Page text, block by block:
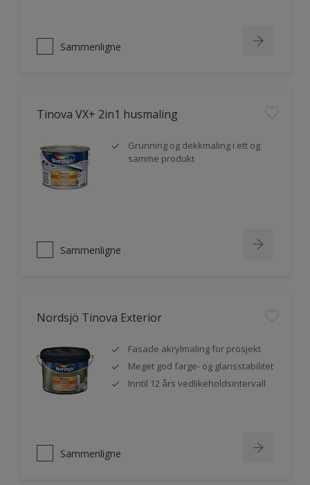
Sammenligne
Tinova VX+ 2in1 husmaling
Grunning og dekkmaling i ett og
samme produkt
Sammenligne
Nordsjö Tinova Exterior
Fasade akrylmaling for prosjekt
Meget god farge- og glansstabilitet
Inntil 12 års vedlikeholdsintervall
Sammenligne